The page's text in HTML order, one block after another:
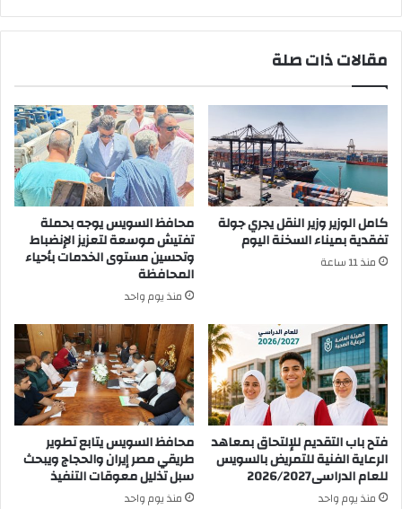
للتضامن
العمال
مقالات ذات صلة
كامل الوزير وزير النقل يجري جولة
تفقدية بميناء السخنة اليوم
منذ 11 ساعة
محافظ السويس يوجه بحملة
تفتيش موسعة لتعزيز الإنضباط
وتحسين مستوى الخدمات بأحياء
المحافظة
منذ يوم واحد
فتح باب التقديم للإلتحاق بمعاهد
الرعاية الفنية للتمريض بالسويس
للعام الدراسى2026/2027
منذ يوم واحد
محافظ السويس يتابع تطوير
طريقي مصر إيران والحجاج ويبحث
سبل تذليل معوقات التنفيذ
منذ يوم واحد